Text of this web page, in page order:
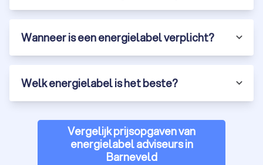
Wanneer is een energielabel verplicht?
Welk energielabel is het beste?
Vergelijk prijsopgaven van
energielabel adviseurs in
Barneveld